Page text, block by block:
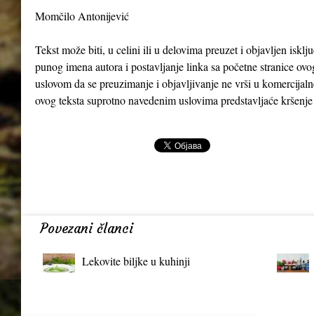
Momčilo Antonijević
Tekst može biti, u celini ili u delovima preuzet i objavljen
punog imena autora i postavljanje linka sa početne stranice
uslovom da se preuzimanje i objavljivanje ne vrši u
ovog teksta suprotno navedenim uslovima predstavljaće
Povezani članci
Lekovite biljke u kuhinji